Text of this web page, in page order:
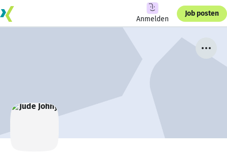
Anmelden
Job posten